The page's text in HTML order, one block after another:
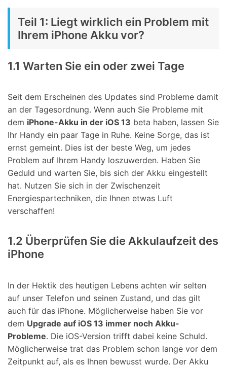
Teil 1: Liegt wirklich ein Problem mit
Ihrem iPhone Akku vor?
1.1 Warten Sie ein oder zwei Tage
Seit dem Erscheinen des Updates sind Probleme damit
an der Tagesordnung. Wenn auch Sie Probleme mit
dem iPhone-Akku in der iOS 13 beta haben, lassen Sie
Ihr Handy ein paar Tage in Ruhe. Keine Sorge, das ist
ernst gemeint. Dies ist der beste Weg, um jedes
Problem auf Ihrem Handy loszuwerden. Haben Sie
Geduld und warten Sie, bis sich der Akku eingestellt
hat. Nutzen Sie sich in der Zwischenzeit
Energiespartechniken, die Ihnen etwas Luft
verschaffen!
1.2 Überprüfen Sie die Akkulaufzeit des
iPhone
In der Hektik des heutigen Lebens achten wir selten
auf unser Telefon und seinen Zustand, und das gilt
auch für das iPhone. Möglicherweise haben Sie vor
dem Upgrade auf iOS 13 immer noch Akku-
Probleme. Die iOS-Version trifft dabei keine Schuld.
Möglicherweise trat das Problem schon lange vor dem
Zeitpunkt auf, als es Ihnen bewusst wurde. Der Akku